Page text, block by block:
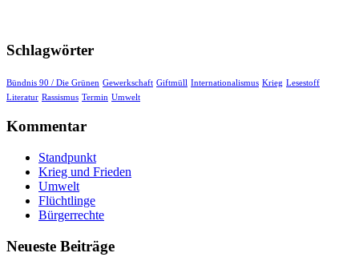
Schlagwörter
Bündnis 90 / Die Grünen Gewerkschaft Giftmüll Internationalismus Krieg Lesestoff
Literatur Rassismus Termin Umwelt
Kommentar
Standpunkt
Krieg und Frieden
Umwelt
Flüchtlinge
Bürgerrechte
Neueste Beiträge